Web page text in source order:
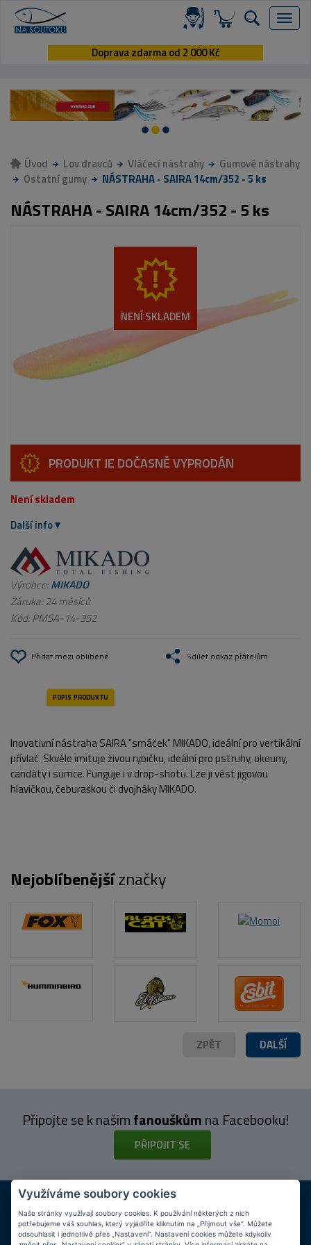
Menu
Doprava zdarma od 2 000 Kč
Úvod Lov dravců Vláčecí nástrahy
Gumové nástrahy
Ostatní gumy
NÁSTRAHA - SAIRA 14cm/352 - 5 ks
NÁSTRAHA - SAIRA 14cm/352 - 5 ks
NENÍ SKLADEM
PRODUKT JE DOČASNĚ VYPRODÁN
Není skladem
Další info
Výrobce:MIKADO
Záruka: 24 měsíců
Kód:PMSA-14-352
Přidat mezi oblíbené Sdílet odkaz přátelům
POPIS PRODUKTU
Inovativní nástraha SAIRA "smáček" MIKADO, ideální pro vertikální
přívlač. Skvěle imituje živou rybičku, ideální pro pstruhy, okouny,
candáty i sumce. Funguje i v drop-shotu. Lze ji vést jigovou
hlavičkou, čeburaškou či dvojháky MIKADO.
Nejoblíbenějšíznačky
DALŠÍ
ZPĚT
Připojte se k našimfanouškůmna Facebooku!
PŘIPOJIT SE
DOPRAVA ZDARMA
Při nákupu nad 2 000 Kč
KAMENNÉ PRODEJNY
Jsme na trhu více než 10 let
Využíváme soubory cookies
Naše stránky využívají soubory cookies. K používání některých z nich
potřebujeme váš souhlas, který vyjádříte kliknutím na „Přijmout vše“. Můžete
odsouhlasit i jednotlivě přes „Nastavení“. Nastavení cookies můžete kdykoliv